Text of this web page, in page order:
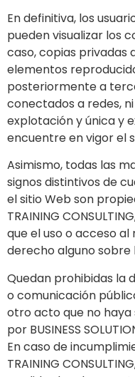
En definitiva, los
pueden visualizar los
caso, copias privadas
elementos
posteriormente a
conectados a redes,
explotación y única y
encuentre en vigor el
Asimismo, todas las
signos distintivos de
el sitio Web son
TRAINING
que el uso o acceso
derecho alguno sobre
Quedan prohibidas la
o comunicación
otro acto que no
por BUSINESS
En caso de
TRAINING